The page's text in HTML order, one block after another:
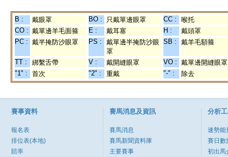
B : 戴眼罩 BO : 只戴單邊眼罩 CC :
喉托
CO : 戴單邊羊毛面箍 E : 戴耳塞 H :
戴頭罩
PC : 戴半掩防沙眼罩 PS :
戴單邊半掩防沙眼
罩
SB : 戴羊毛額箍
TT : 綁繫舌帶 V : 戴開縫眼罩 VO : 戴單邊開縫眼罩
"1" :
首次 "2" : 重戴 "-" : 除去
賽事資料
報名表
排位表(本地)
賠率
賽馬消息及資訊
賽馬消息
賽馬新聞資料庫
主要賽事
分析
速勢能
賽日數
初出馬